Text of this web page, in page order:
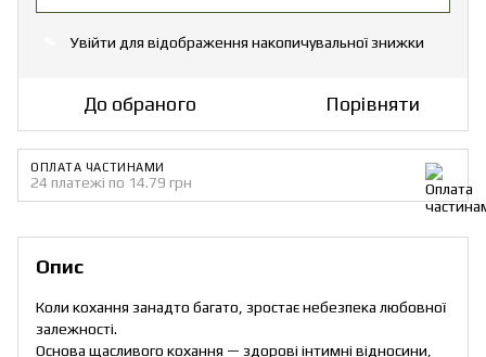
Увійти для відображення накопичувальної знижки
До обраного Порівняти
ОПЛАТА ЧАСТИНАМИ
24 платежі по 14.79 грн
Опис
Коли кохання занадто багато, зростає небезпека любовної
залежності.
Основа щасливого кохання — здорові інтимні відносини,